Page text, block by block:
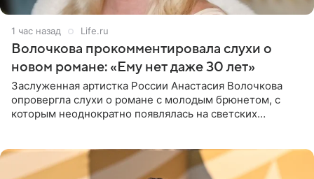
1 час назад Life.ru
Волочкова прокомментировала слухи о
новом романе: «Ему нет даже 30 лет»
Заслуженная артистка России Анастасия Волочкова
опровергла слухи о романе с молодым брюнетом, с
которым неоднократно появлялась на светских